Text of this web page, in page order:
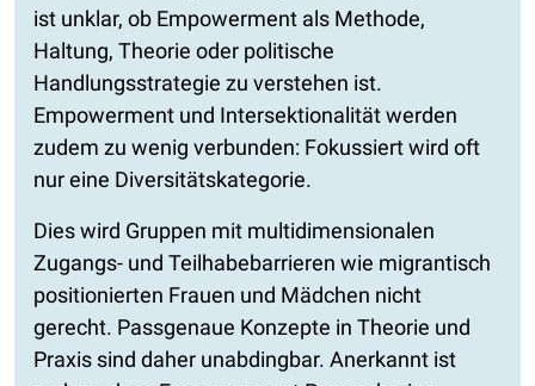
ist unklar, ob Empowerment als Methode,
Haltung, Theorie oder politische
Handlungsstrategie zu verstehen ist.
Empowerment und Intersektionalität werden
zudem zu wenig verbunden: Fokussiert wird oft
nur eine Diversitätskategorie.
Dies wird Gruppen mit multidimensionalen
Zugangs- und Teilhabebarrieren wie migrantisch
positionierten Frauen und Mädchen nicht
gerecht. Passgenaue Konzepte in Theorie und
Praxis sind daher unabdingbar. Anerkannt ist